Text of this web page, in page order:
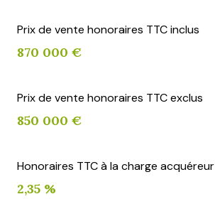
Prix de vente honoraires TTC inclus
870 000 €
Prix de vente honoraires TTC exclus
850 000 €
Honoraires TTC à la charge acquéreur
2,35 %